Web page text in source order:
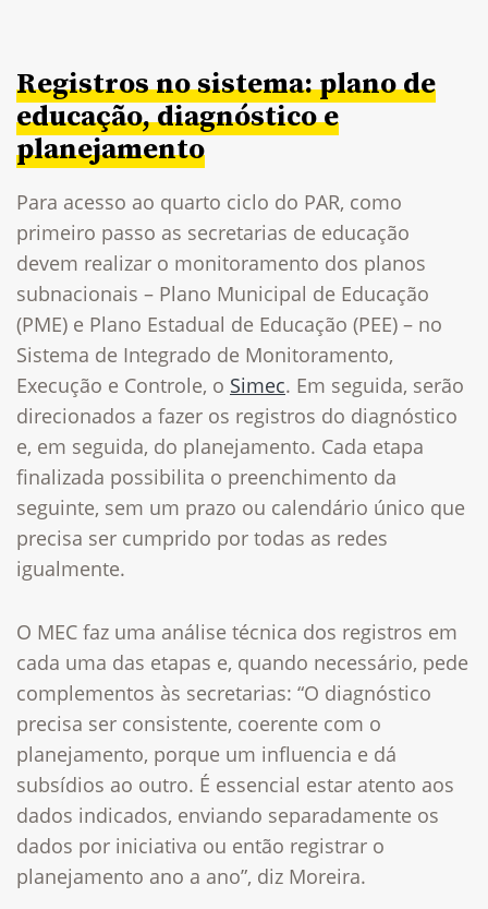
Registros no sistema: plano de
educação, diagnóstico e
planejamento
Para acesso ao quarto ciclo do PAR, como
primeiro passo as secretarias de educação
devem realizar o monitoramento dos planos
subnacionais – Plano Municipal de Educação
(PME) e Plano Estadual de Educação (PEE) – no
Sistema de Integrado de Monitoramento,
Execução e Controle, o Simec. Em seguida, serão
direcionados a fazer os registros do diagnóstico
e, em seguida, do planejamento. Cada etapa
finalizada possibilita o preenchimento da
seguinte, sem um prazo ou calendário único que
precisa ser cumprido por todas as redes
igualmente.
O MEC faz uma análise técnica dos registros em
cada uma das etapas e, quando necessário, pede
complementos às secretarias: “O diagnóstico
precisa ser consistente, coerente com o
planejamento, porque um influencia e dá
subsídios ao outro. É essencial estar atento aos
dados indicados, enviando separadamente os
dados por iniciativa ou então registrar o
planejamento ano a ano”, diz Moreira.